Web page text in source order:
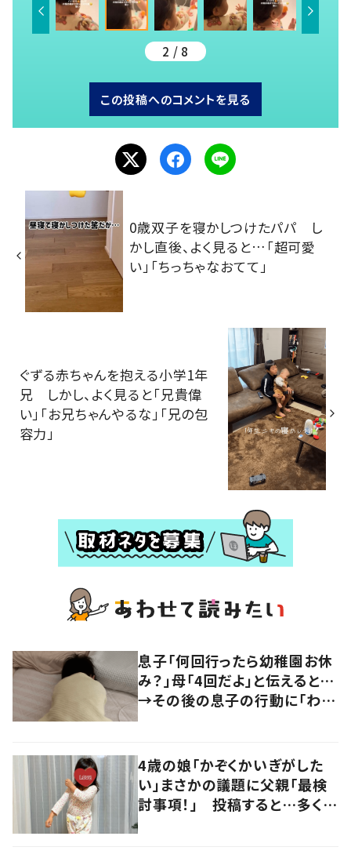
2 / 8
この投稿へのコメントを見る
0歳双子を寝かしつけたパパ し
かし直後、よく見ると…「超可愛
い」「ちっちゃなおてて」
ぐずる赤ちゃんを抱える小学1年
兄 しかし、よく見ると「兄貴偉
い」「お兄ちゃんやるな」「兄の包
容力」
息子「何回行ったら幼稚園お休
み？」母「4回だよ」と伝えると…
→その後の息子の行動に「わか
4歳の娘「かぞくかいぎがした
い」まさかの議題に父親「最検
討事項！」 投稿すると…多くの